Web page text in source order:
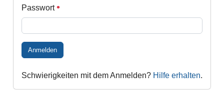
Passwort
Anmelden
Schwierigkeiten mit dem Anmelden? Hilfe erhalten.